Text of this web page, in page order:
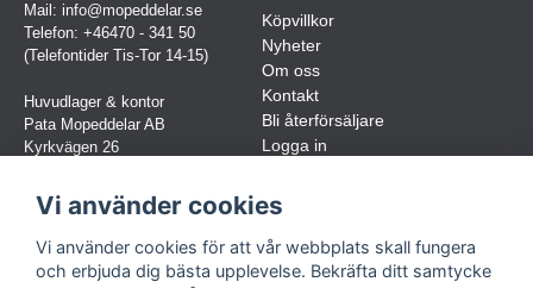
Mail: info@mopeddelar.se
Telefon: +46470 - 341 50
(Telefontider Tis-Tor 14-15)
Huvudlager & kontor
Pata Mopeddelar AB
Kyrkvägen 26
(OBS. Endast förbokade besök)
Org.nr:
559030-5248
Jur. namn: Pata Mopeddelar AB
Köpvillkor
Nyheter
Om oss
Kontakt
Bli återförsäljare
Logga in
Vi använder cookies
Vi använder cookies för att vår webbplats skall fungera
och erbjuda dig bästa upplevelse. Bekräfta ditt samtycke